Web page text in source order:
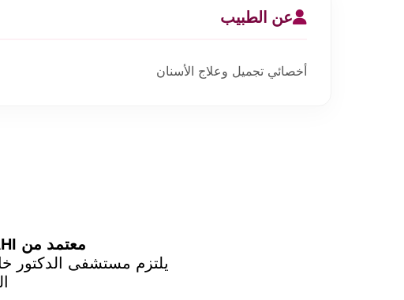
عن الطبيب
أخصائي تجميل وعلاج الأسنان
معتمد من CBAHI | أكثر من ١٥٠ ألف مريض راضٍ | طوارئ ٢٤/٧
يلتزم مستشفى الدكتور